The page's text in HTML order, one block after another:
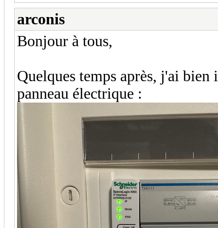
arconis
Bonjour à tous,
Quelques temps après, j'ai
panneau électrique :